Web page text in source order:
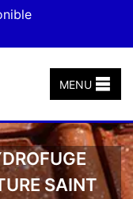
MENU
SAINT